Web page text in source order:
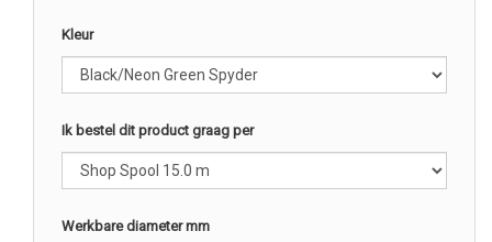
Kleur
Ik bestel dit product graag per
Werkbare diameter mm